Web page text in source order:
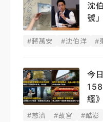
沈
號
#蔣萬安 #沈伯洋 #
今
經
了
#慈濟 #故宮 #酷澎